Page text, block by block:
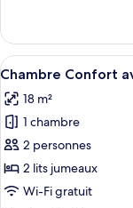
Confort,
vue
sur
la
colline
(with
Jungfrau
view)
Chambre
simple
Confort,
sur
la
colline
(with
Jungfrau
view)
Afficher
toutes
les
photos
pour
ce
type
13
Chambre Confort
18 m²
1 chambre
2 personnes
2 lits jumeaux
Wi-Fi gratuit